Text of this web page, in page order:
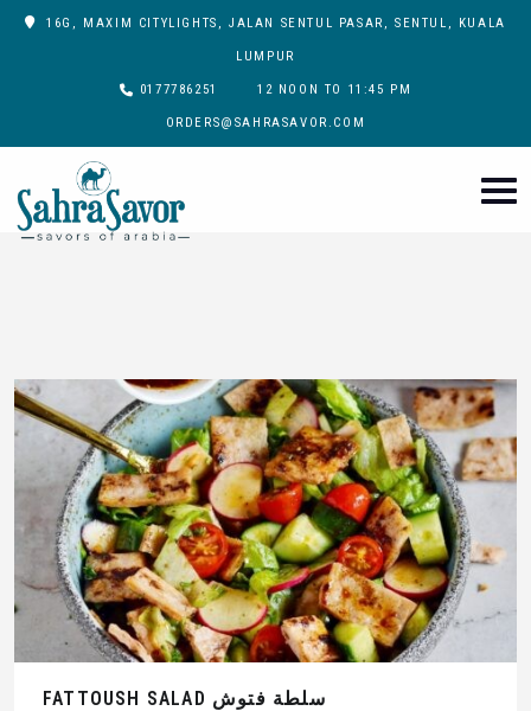
16G, MAXIM CITYLIGHTS, JALAN SENTUL PASAR, SENTUL, KUALA
LUMPUR
0177786251 12 NOON TO 11:45 PM
ORDERS@SAHRASAVOR.COM
FATTOUSH SALAD سلطة فتوش